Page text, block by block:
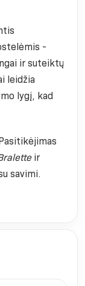
-
ir suteiktų
leidžia
lygį, kad
ir
savimi.